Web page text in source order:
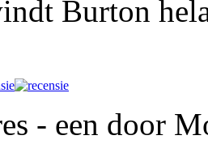
Burton
- een door